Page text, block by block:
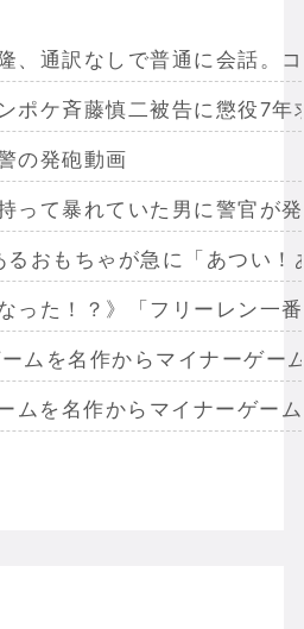
、通訳なしで普通に会話。
ポケ斉藤慎二被告に懲役7
の発砲動画
って暴れていた男に警官が
るおもちゃが急に「あつい
った！？》「フリーレン
ムを名作からマイナーゲー
ムを名作からマイナーゲー
３の思い出